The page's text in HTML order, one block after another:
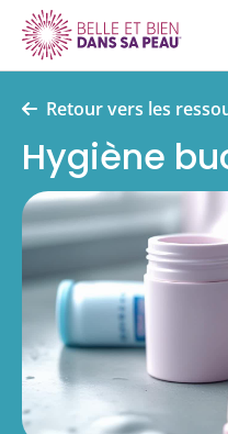
Retour vers les
Hygiène